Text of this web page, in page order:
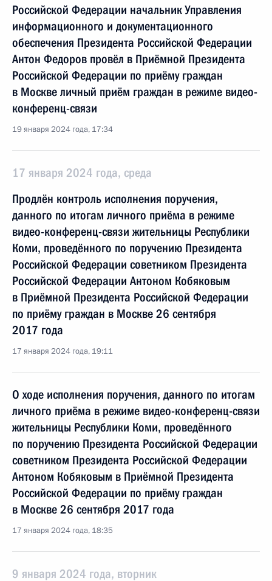
Российской Федерации начальник Управления
информационного и документационного
обеспечения Президента Российской Федерации
Антон Федоров провёл в Приёмной Президента
Российской Федерации по приёму граждан
в Москве личный приём граждан в режиме видео-
конференц-связи
19 января 2024 года, 17:34
17 января 2024 года, среда
Продлён контроль исполнения поручения,
данного по итогам личного приёма в режиме
видео-конференц-связи жительницы Республики
Коми, проведённого по поручению Президента
Российской Федерации советником Президента
Российской Федерации Антоном Кобяковым
в Приёмной Президента Российской Федерации
по приёму граждан в Москве 26 сентября
2017 года
17 января 2024 года, 19:11
О ходе исполнения поручения, данного по итогам
личного приёма в режиме видео-конференц-связи
жительницы Республики Коми, проведённого
по поручению Президента Российской Федерации
советником Президента Российской Федерации
Антоном Кобяковым в Приёмной Президента
Российской Федерации по приёму граждан
в Москве 26 сентября 2017 года
17 января 2024 года, 18:35
9 января 2024 года, вторник